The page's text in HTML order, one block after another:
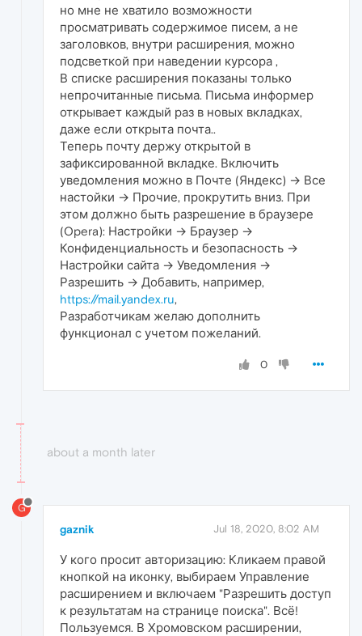
но мне не хватило возможности
просматривать содержимое писем, а не
заголовков, внутри расширения, можно
подсветкой при наведении курсора ,
В списке расширения показаны только
непрочитанные письма. Письма информер
открывает каждый раз в новых вкладках,
даже если открыта почта..
Теперь почту держу открытой в
зафиксированной вкладке. Включить
уведомления можно в Почте (Яндекс) → Все
настойки → Прочие, прокрутить вниз. При
этом должно быть разрешение в браузере
(Opera): Настройки → Браузер →
Конфиденциальность и безопасность →
Настройки сайта → Уведомления →
Разрешить → Добавить, например,
https://mail.yandex.ru,
Разработчикам желаю дополнить
функционал с учетом пожеланий.
0
about a month later
G
gaznik Jul 18, 2020, 8:02 AM
У кого просит авторизацию: Кликаем правой
кнопкой на иконку, выбираем Управление
расширением и включаем "Разрешить доступ
к результатам на странице поиска". Всё!
Пользуемся. В Хромовском расширении,